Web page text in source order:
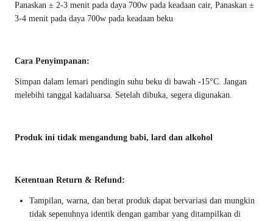
Panaskan ± 2-3 menit pada daya 700w pada keadaan cair, Panaskan ±
3-4 menit pada daya 700w pada keadaan beku
Cara Penyimpanan:
Simpan dalam lemari pendingin suhu beku di bawah -15°C. Jangan
melebihi tanggal kadaluarsa. Setelah dibuka, segera digunakan.
Produk ini tidak mengandung babi, lard dan alkohol
Ketentuan Return & Refund:
Tampilan, warna, dan berat produk dapat bervariasi dan mungkin
tidak sepenuhnya identik dengan gambar yang ditampilkan di